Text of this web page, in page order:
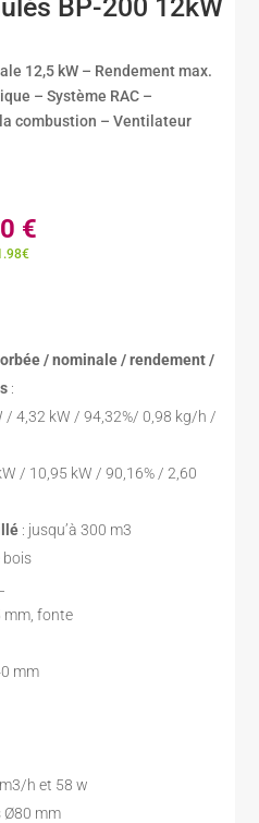
BP-200 12kW
12,5 kW – Rendement max.
– Système RAC –
combustion – Ventilateur
€.
€
/ nominale / rendement /
:
/ 4,32 kW / 94,32%/ 0,98 kg/h /
/ 10,95 kW / 90,16% / 2,60
: jusqu’à 300 m3
bois
mm, fonte
mm
h et 58 w
Ø80 mm